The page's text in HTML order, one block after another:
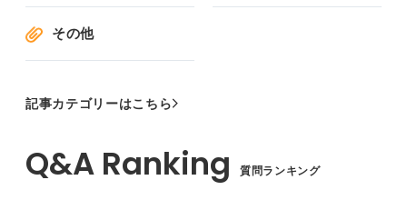
その他
記事カテゴリーはこちら
質問ランキング